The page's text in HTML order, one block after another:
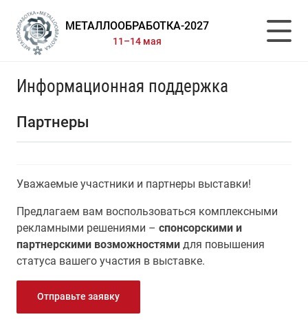
МЕТАЛЛООБРАБОТКА-2027
11–14 мая
Информационная поддержка
Партнеры
Уважаемые участники и партнеры выставки!
Предлагаем вам воспользоваться комплексными
рекламными решениями – спонсорскими и
партнерскими возможностями для повышения
статуса вашего участия в выставке.
Отправьте заявку